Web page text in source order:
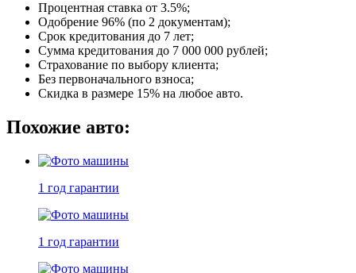
Процентная ставка от 3.5%;
Одобрение 96% (по 2 документам);
Срок кредитования до 7 лет;
Сумма кредитования до 7 000 000 рублей;
Страхование по выбору клиента;
Без первоначального взноса;
Скидка в размере 15% на любое авто.
Похожие авто:
1 год гарантии
1 год гарантии